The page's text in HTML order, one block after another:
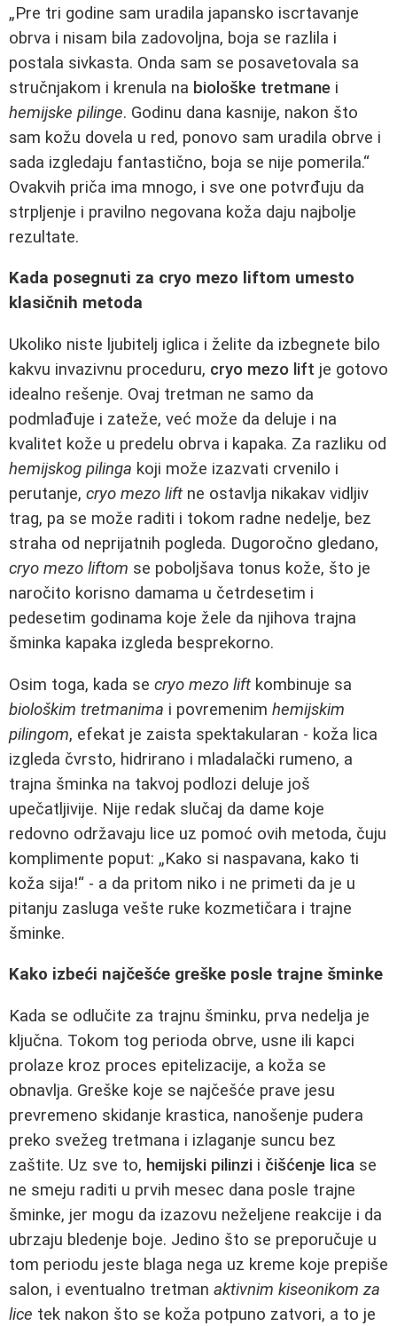
„Pre tri godine sam uradila japansko iscrtavanje
obrva i nisam bila zadovoljna, boja se razlila i
postala sivkasta. Onda sam se posavetovala sa
stručnjakom i krenula na biološke tretmane i
hemijske pilinge. Godinu dana kasnije, nakon što
sam kožu dovela u red, ponovo sam uradila obrve i
sada izgledaju fantastično, boja se nije pomerila.“
Ovakvih priča ima mnogo, i sve one potvrđuju da
strpljenje i pravilno negovana koža daju najbolje
rezultate.
Kada posegnuti za cryo mezo liftom umesto
klasičnih metoda
Ukoliko niste ljubitelj iglica i želite da izbegnete bilo
kakvu invazivnu proceduru, cryo mezo lift je gotovo
idealno rešenje. Ovaj tretman ne samo da
podmlađuje i zateže, već može da deluje i na
kvalitet kože u predelu obrva i kapaka. Za razliku od
hemijskog pilinga koji može izazvati crvenilo i
perutanje, cryo mezo lift ne ostavlja nikakav vidljiv
trag, pa se može raditi i tokom radne nedelje, bez
straha od neprijatnih pogleda. Dugoročno gledano,
cryo mezo liftom se poboljšava tonus kože, što je
naročito korisno damama u četrdesetim i
pedesetim godinama koje žele da njihova trajna
šminka kapaka izgleda besprekorno.
Osim toga, kada se cryo mezo lift kombinuje sa
biološkim tretmanima i povremenim hemijskim
pilingom, efekat je zaista spektakularan - koža lica
izgleda čvrsto, hidrirano i mladalački rumeno, a
trajna šminka na takvoj podlozi deluje još
upečatljivije. Nije redak slučaj da dame koje
redovno održavaju lice uz pomoć ovih metoda, čuju
komplimente poput: „Kako si naspavana, kako ti
koža sija!“ - a da pritom niko i ne primeti da je u
pitanju zasluga vešte ruke kozmetičara i trajne
šminke.
Kako izbeći najčešće greške posle trajne šminke
Kada se odlučite za trajnu šminku, prva nedelja je
ključna. Tokom tog perioda obrve, usne ili kapci
prolaze kroz proces epitelizacije, a koža se
obnavlja. Greške koje se najčešće prave jesu
prevremeno skidanje krastica, nanošenje pudera
preko svežeg tretmana i izlaganje suncu bez
zaštite. Uz sve to, hemijski pilinzi i čišćenje lica se
ne smeju raditi u prvih mesec dana posle trajne
šminke, jer mogu da izazovu neželjene reakcije i da
ubrzaju bledenje boje. Jedino što se preporučuje u
tom periodu jeste blaga nega uz kreme koje prepiše
salon, i eventualno tretman aktivnim kiseonikom za
lice tek nakon što se koža potpuno zatvori, a to je